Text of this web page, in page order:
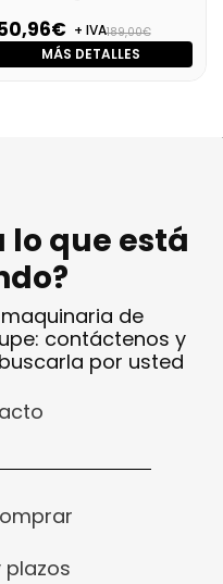
+ IVA189,00€
MÁS DETALLES
lo que está
de
contáctenos y
por usted
plazos